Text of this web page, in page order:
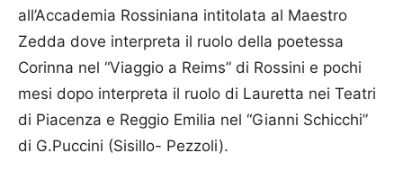
all’Accademia Rossiniana intitolata al Maestro
Zedda dove interpreta il ruolo della poetessa
Corinna nel “Viaggio a Reims” di Rossini e pochi
mesi dopo interpreta il ruolo di Lauretta nei Teatri
di Piacenza e Reggio Emilia nel “Gianni Schicchi”
di G.Puccini (Sisillo- Pezzoli).